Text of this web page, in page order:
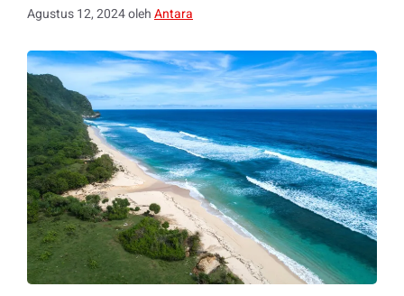
Agustus 12, 2024olehAntara